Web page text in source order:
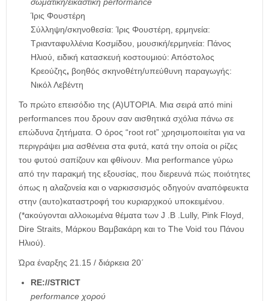
Ίρις Φουστέρη
Σύλληψη/σκηνοθεσία: Ίρις Φουστέρη, ερμηνεία:
Τριανταφυλλένια Κοσμίδου, μουσική/ερμηνεία: Πάνος
Ηλιού, ειδική κατασκευή κοστουμιού: Απόστολος
Κρεούζης, βοηθός σκηνοθέτη/υπεύθυνη παραγωγής:
Νικόλ Λεβέντη
Το πρώτο επεισόδιο της (Α)UTOPIA. Μια σειρά από mini
performances που δρουν σαν αισθητικά σχόλια πάνω σε
επώδυνα ζητήματα. Ο όρος “root rot” χρησιμοποιείται για να
περιγράψει μια ασθένεια στα φυτά, κατά την οποία οι ρίζες
του φυτού σαπίζουν και φθίνουν. Μια performance γύρω
από την παρακμή της εξουσίας, που διερευνά πώς ποιότητες
όπως η αλαζονεία και ο ναρκισσισμός οδηγούν αναπόφευκτα
στην (αυτο)καταστροφή του κυριαρχικού υποκειμένου.
(*ακούγονται αλλοιωμένα θέματα των J .B .Lully, Pink Floyd,
Dire Straits, Μάρκου Βαμβακάρη και το The Void του Πάνου
Ηλιού).
Ώρα έναρξης 21.15 / διάρκεια 20΄
RE://STRICT
performance χορού